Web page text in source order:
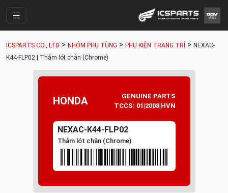
Cửa Hàng
Parts Catalogue
Mã Phụ Tùng
Tài khoản
ICSPARTS CO., LTD > NHÓM PHỤ TÙNG > PHỤ KIỆN TRANG TRÍ > NEXAC-
K44-FLP02 | Thảm lót chân (Chrome)
HONDA
GENUINE PARTS
TCCS: 01|2008|HVN
NEXAC-K44-FLP02
Thảm lót chân (Chrome)